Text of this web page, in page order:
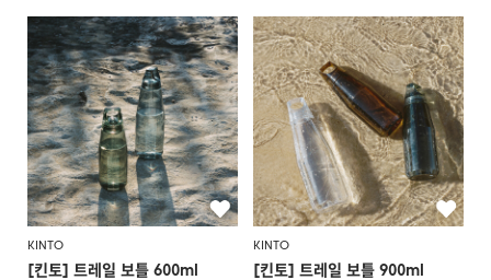
KINTO
[킨토] 트레일 보틀 600ml
KINTO
[킨토] 트레일 보틀 900ml